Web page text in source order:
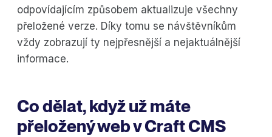
odpovídajícím způsobem aktualizuje všechny
přeložené verze. Díky tomu se návštěvníkům
vždy zobrazují ty nejpřesnější a nejaktuálnější
informace.
Co dělat, když už máte
přeložený web v Craft CMS